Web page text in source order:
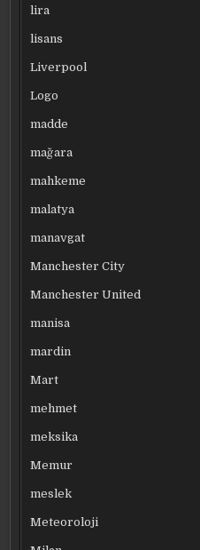
lira
lisans
Liverpool
Logo
madde
mağara
mahkeme
malatya
manavgat
Manchester City
Manchester United
manisa
mardin
Mart
mehmet
meksika
Memur
meslek
Meteoroloji